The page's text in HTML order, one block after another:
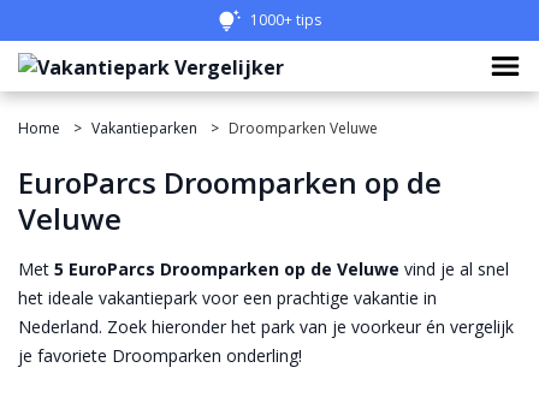
1000+ tips
Home Vakantieparken Droomparken Veluwe
EuroParcs Droomparken op de
Veluwe
Met 5 EuroParcs Droomparken op de Veluwe vind je al snel
het ideale vakantiepark voor een prachtige vakantie in
Nederland. Zoek hieronder het park van je voorkeur én vergelijk
je favoriete Droomparken onderling!